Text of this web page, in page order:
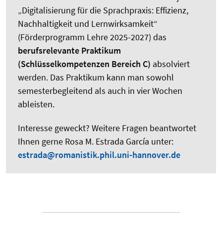
„Digitalisierung für die Sprachpraxis: Effizienz,
Nachhaltigkeit und Lernwirksamkeit“
(Förderprogramm Lehre 2025-2027) das
berufsrelevante Praktikum
(Schlüsselkompetenzen Bereich C) absolviert
werden. Das Praktikum kann man sowohl
semesterbegleitend als auch in vier Wochen
ableisten.
Interesse geweckt? Weitere Fragen beantwortet
Ihnen gerne Rosa M. Estrada García unter:
estrada@romanistik.phil.uni-hannover.de